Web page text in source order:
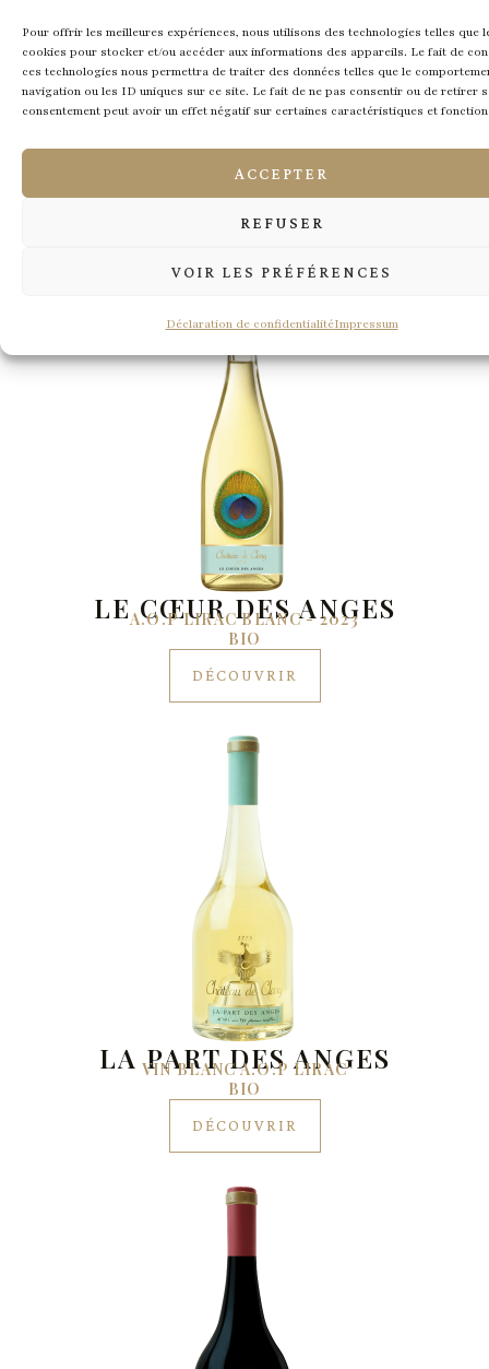
Pour offrir les meilleures expériences, nous utilisons des technologies telles que
cookies pour stocker et/ou accéder aux informations des appareils. Le fait de
ces technologies nous permettra de traiter des données telles que le
navigation ou les ID uniques sur ce site. Le fait de ne pas consentir ou de retirer
consentement peut avoir un effet négatif sur certaines caractéristiques et
ACCEPTER
REFUSER
VOIR LES PRÉFÉRENCES
Déclaration de confidentialitéImpressum
LES FLEURS DES ANGES
A.O.P CÔTES DU RHÔNE ROUGE 2023
DÉCOUVRIR
LE CŒUR DES ANGES
A.O.P LIRAC BLANC - 2023
BIO
DÉCOUVRIR
LA PART DES ANGES
VIN BLANC A.O.P LIRAC
BIO
DÉCOUVRIR